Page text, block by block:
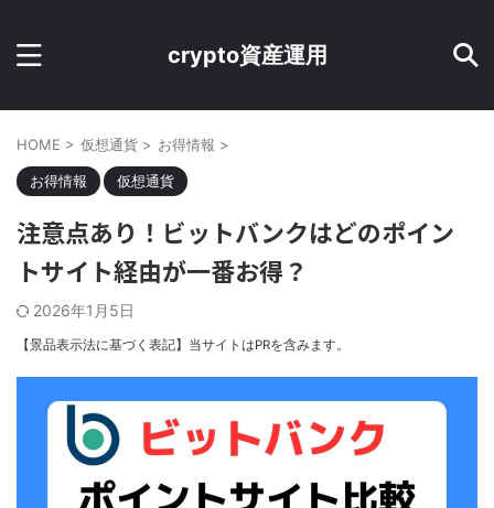
crypto資産運用
HOME > 仮想通貨 > お得情報 >
お得情報 仮想通貨
注意点あり！ビットバンクはどのポイン
トサイト経由が一番お得？
2026年1月5日
【景品表示法に基づく表記】当サイトはPRを含みます。